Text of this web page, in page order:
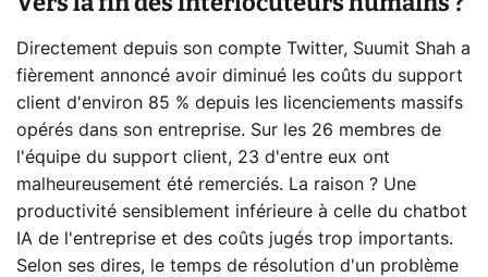
Directement depuis son compte Twitter, Suumit Shah a
fièrement annoncé avoir diminué les coûts du support
client d'environ 85 % depuis les licenciements massifs
opérés dans son entreprise. Sur les 26 membres de
l'équipe du support client, 23 d'entre eux ont
malheureusement été remerciés. La raison ? Une
productivité sensiblement inférieure à celle du chatbot
IA de l'entreprise et des coûts jugés trop importants.
Selon ses dires, le temps de résolution d'un problème